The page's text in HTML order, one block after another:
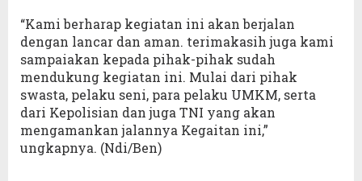
“Kami berharap kegiatan ini akan berjalan
dengan lancar dan aman. terimakasih juga kami
sampaiakan kepada pihak-pihak sudah
mendukung kegiatan ini. Mulai dari pihak
swasta, pelaku seni, para pelaku UMKM, serta
dari Kepolisian dan juga TNI yang akan
mengamankan jalannya Kegaitan ini,”
ungkapnya. (Ndi/Ben)